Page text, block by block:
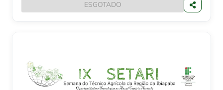
ESGOTADO